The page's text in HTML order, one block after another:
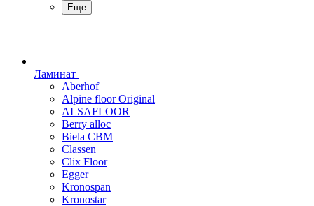
Еще
Ламинат
Aberhof
Alpine floor Original
ALSAFLOOR
Berry alloc
Biela CBM
Classen
Clix Floor
Egger
Kronospan
Kronostar